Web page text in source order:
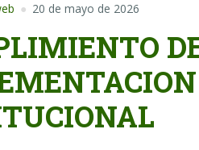
20 de mayo de 2026